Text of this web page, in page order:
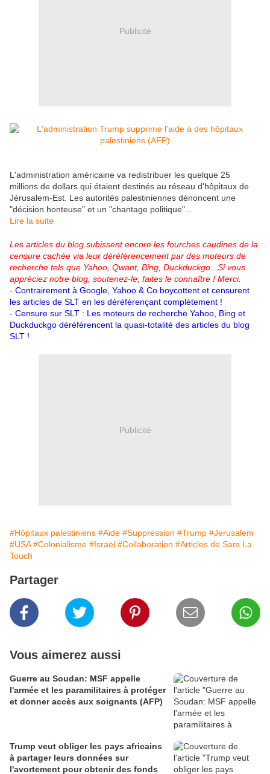
Publicité
L'administration américaine va redistribuer les quelque 25
millions de dollars qui étaient destinés au réseau d'hôpitaux de
Jérusalem-Est. Les autorités palestiniennes dénoncent une
"décision honteuse" et un "chantage politique"...
Lire la suite
Les articles du blog subissent encore les fourches caudines de la
censure cachée via leur déréférencement par des moteurs de
recherche tels que Yahoo, Qwant, Bing, Duckduckgo... Si vous
appréciez notre blog, soutenez-le, faites le connaître ! Merci.
- Contrairement à Google, Yahoo & Co boycottent et censurent
les articles de SLT en les déréférençant complètement !
- Censure sur SLT : Les moteurs de recherche Yahoo, Bing et
Duckduckgo déréférencent la quasi-totalité des articles du blog
SLT !
Publicité
#Hôpitaux palestiniens #Aide #Suppression #Trump #Jerusalem
#USA #Colonialisme #Israël #Collaboration #Articles de Sam La
Touch
Partager
Vous aimerez aussi
Guerre au Soudan: MSF appelle
l'armée et les paramilitaires à protéger
et donner accès aux soignants (AFP)
Trump veut obliger les pays africains
à partager leurs données sur
l'avortement pour obtenir des fonds